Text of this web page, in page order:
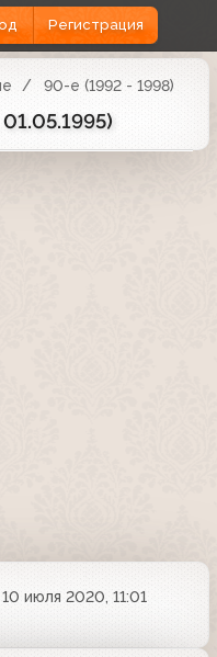
Регистрация
90-е (1992 - 1998)
10 июля 2020, 11:01